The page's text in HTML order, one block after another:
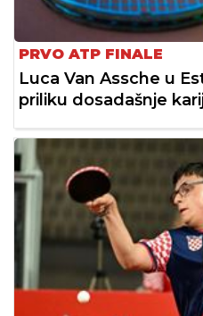
PRVO ATP FINALE
Luca Van Assche u
priliku dosadašnje